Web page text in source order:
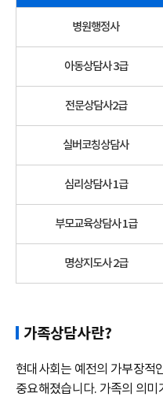
병원행정사
아동상담사 3급
전문상담사2급
실버코칭상담사
심리상담사 1급
부모교육상담사 1급
명상지도사 2급
가족상담사란?
현대사회는 예전의 가부장적
중요해졌습니다. 가족의 의